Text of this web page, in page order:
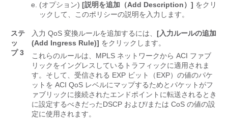
(オプション) [説明を追加（Add Description）] をクリ
ックして、このポリシーの説明を入力します。
ステ
ッ
プ 3
入力 QoS 変換ルールを追加するには、 [入力ルールの追加
(Add Ingress Rule)] をクリックします。
これらのルールは、MPLS ネットワークから ACI ファブ
リックをイングレスしているトラフィックに適用されま
す。そして、受信される EXP ビット（EXP）の値のパケ
ットを ACI QoS レベルにマップするためとパケットがフ
ァブリックに接続されたエンドポイントに転送されるとき
に設定するべきだったDSCP および/または CoS の値の設
定に使用されます。